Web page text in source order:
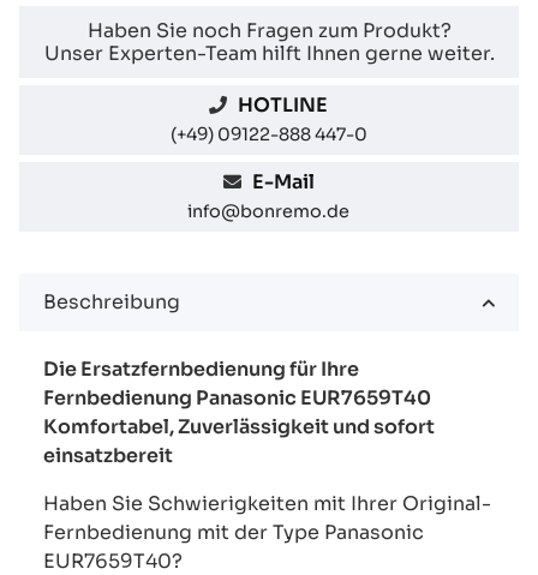
Haben Sie noch Fragen zum Produkt?
Unser Experten-Team hilft Ihnen gerne weiter.
HOTLINE
(+49) 09122-888 447-0
E-Mail
info@bonremo.de
Beschreibung
Die Ersatzfernbedienung für Ihre
Fernbedienung Panasonic EUR7659T40
Komfortabel, Zuverlässigkeit und sofort
einsatzbereit
Haben Sie Schwierigkeiten mit Ihrer Original-
Fernbedienung mit der Type Panasonic
EUR7659T40?